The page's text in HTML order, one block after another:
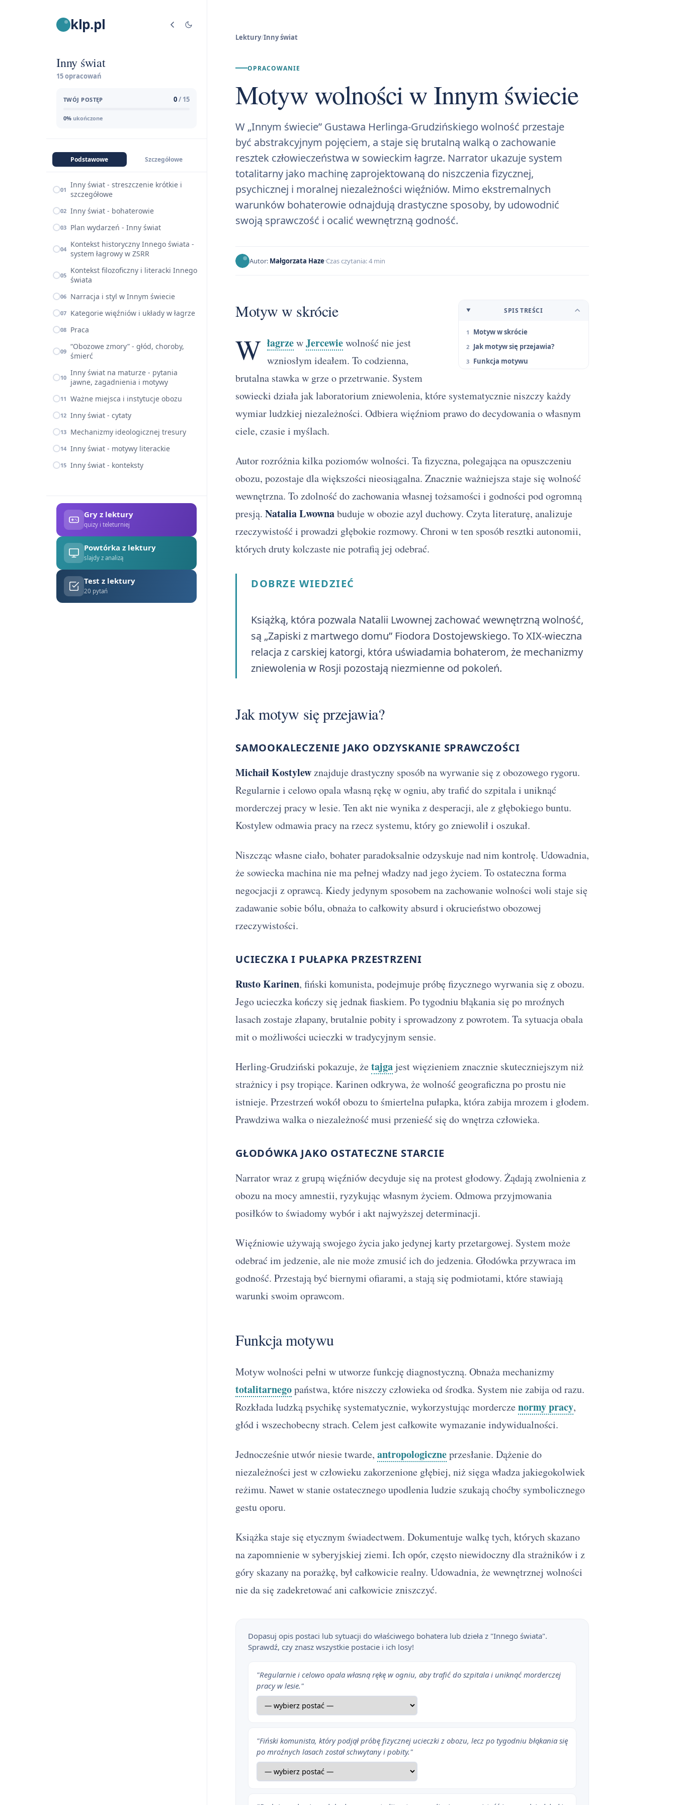
klp.pl
Inny świat
15 opracowań
TWÓJ POSTĘP 0/ 15
0% ukończone
Podstawowe Szczegółowe
01 Inny świat - streszczenie krótkie i
szczegółowe
02 Inny świat - bohaterowie
03 Plan wydarzeń - Inny świat
04 Kontekst historyczny Innego świata -
system łagrowy w ZSRR
05 Kontekst filozoficzny i literacki Innego
świata
06 Narracja i styl w Innym świecie
07 Kategorie więźniów i układy w łagrze
08 Praca
09 “Obozowe zmory” - głód, choroby,
śmierć
10 Inny świat na maturze - pytania
jawne, zagadnienia i motywy
11 Ważne miejsca i instytucje obozu
12 Inny świat - cytaty
13 Mechanizmy ideologicznej tresury
14 Inny świat - motywy literackie
15 Inny świat - konteksty
Gry z lektury
quizy i teleturniej
Powtórka z lektury
slajdy z analizą
Test z lektury
20 pytań
Lektury/Inny świat
OPRACOWANIE
Motyw wolności w Innym świecie
W „Innym świecie” Gustawa Herlinga-Grudzińskiego wolność przestaje
być abstrakcyjnym pojęciem, a staje się brutalną walką o zachowanie
resztek człowieczeństwa w sowieckim łagrze. Narrator ukazuje system
totalitarny jako machinę zaprojektowaną do niszczenia fizycznej,
psychicznej i moralnej niezależności więźniów. Mimo ekstremalnych
warunków bohaterowie odnajdują drastyczne sposoby, by udowodnić
swoją sprawczość i ocalić wewnętrzną godność.
Autor: Małgorzata Haze Czas czytania: 4 min
SPIS TREŚCI
Motyw w skrócie
Jak motyw się przejawia?
Funkcja motywu
Motyw w skrócie
W łagrzewJercewiewolność nie jest
wzniosłym ideałem. To codzienna,
brutalna stawka w grze o przetrwanie. System
sowiecki działa jak laboratorium zniewolenia, które systematycznie niszczy każdy
wymiar ludzkiej niezależności. Odbiera więźniom prawo do decydowania o własnym
ciele, czasie i myślach.
Autor rozróżnia kilka poziomów wolności. Ta fizyczna, polegająca na opuszczeniu
obozu, pozostaje dla większości nieosiągalna. Znacznie ważniejsza staje się wolność
wewnętrzna. To zdolność do zachowania własnej tożsamości i godności pod ogromną
presją. Natalia Lwownabuduje w obozie azyl duchowy. Czyta literaturę, analizuje
rzeczywistość i prowadzi głębokie rozmowy. Chroni w ten sposób resztki autonomii,
których druty kolczaste nie potrafią jej odebrać.
DOBRZE WIEDZIEĆ
Książką, która pozwala Natalii Lwownej zachować wewnętrzną wolność,
są „Zapiski z martwego domu” Fiodora Dostojewskiego. To XIX-wieczna
relacja z carskiej katorgi, która uświadamia bohaterom, że mechanizmy
zniewolenia w Rosji pozostają niezmienne od pokoleń.
Jak motyw się przejawia?
SAMOOKALECZENIE JAKO ODZYSKANIE SPRAWCZOŚCI
Michaił Kostylewznajduje drastyczny sposób na wyrwanie się z obozowego rygoru.
Regularnie i celowo opala własną rękę w ogniu, aby trafić do szpitala i uniknąć
morderczej pracy w lesie. Ten akt nie wynika z desperacji, ale z głębokiego buntu.
Kostylew odmawia pracy na rzecz systemu, który go zniewolił i oszukał.
Niszcząc własne ciało, bohater paradoksalnie odzyskuje nad nim kontrolę. Udowadnia,
że sowiecka machina nie ma pełnej władzy nad jego życiem. To ostateczna forma
negocjacji z oprawcą. Kiedy jedynym sposobem na zachowanie wolności woli staje się
zadawanie sobie bólu, obnaża to całkowity absurd i okrucieństwo obozowej
rzeczywistości.
UCIECZKA I PUŁAPKA PRZESTRZENI
Rusto Karinen, fiński komunista, podejmuje próbę fizycznego wyrwania się z obozu.
Jego ucieczka kończy się jednak fiaskiem. Po tygodniu błąkania się po mroźnych
lasach zostaje złapany, brutalnie pobity i sprowadzony z powrotem. Ta sytuacja obala
mit o możliwości ucieczki w tradycyjnym sensie.
Herling-Grudziński pokazuje, żetajga jest więzieniem znacznie skuteczniejszym niż
strażnicy i psy tropiące. Karinen odkrywa, że wolność geograficzna po prostu nie
istnieje. Przestrzeń wokół obozu to śmiertelna pułapka, która zabija mrozem i głodem.
Prawdziwa walka o niezależność musi przenieść się do wnętrza człowieka.
GŁODÓWKA JAKO OSTATECZNE STARCIE
Narrator wraz z grupą więźniów decyduje się na protest głodowy. Żądają zwolnienia z
obozu na mocy amnestii, ryzykując własnym życiem. Odmowa przyjmowania
posiłków to świadomy wybór i akt najwyższej determinacji.
Więźniowie używają swojego życia jako jedynej karty przetargowej. System może
odebrać im jedzenie, ale nie może zmusić ich do jedzenia. Głodówka przywraca im
godność. Przestają być biernymi ofiarami, a stają się podmiotami, które stawiają
warunki swoim oprawcom.
Funkcja motywu
Motyw wolności pełni w utworze funkcję diagnostyczną. Obnaża mechanizmy
totalitarnegopaństwa, które niszczy człowieka od środka. System nie zabija od razu.
Rozkłada ludzką psychikę systematycznie, wykorzystując morderczenormy pracy,
głód i wszechobecny strach. Celem jest całkowite wymazanie indywidualności.
Jednocześnie utwór niesie twarde, antropologiczneprzesłanie. Dążenie do
niezależności jest w człowieku zakorzenione głębiej, niż sięga władza jakiegokolwiek
reżimu. Nawet w stanie ostatecznego upodlenia ludzie szukają choćby symbolicznego
gestu oporu.
Książka staje się etycznym świadectwem. Dokumentuje walkę tych, których skazano
na zapomnienie w syberyjskiej ziemi. Ich opór, często niewidoczny dla strażników i z
góry skazany na porażkę, był całkowicie realny. Udowadnia, że wewnętrznej wolności
nie da się zadekretować ani całkowicie zniszczyć.
Dopasuj opis postaci lub sytuacji do właściwego bohatera lub dzieła z "Innego świata".
Sprawdź, czy znasz wszystkie postacie i ich losy!
"Regularnie i celowo opala własną rękę w ogniu, aby trafić do szpitala i uniknąć morderczej
pracy w lesie."
"Fiński komunista, który podjął próbę fizycznej ucieczki z obozu, lecz po tygodniu błąkania się
po mroźnych lasach został schwytany i pobity."